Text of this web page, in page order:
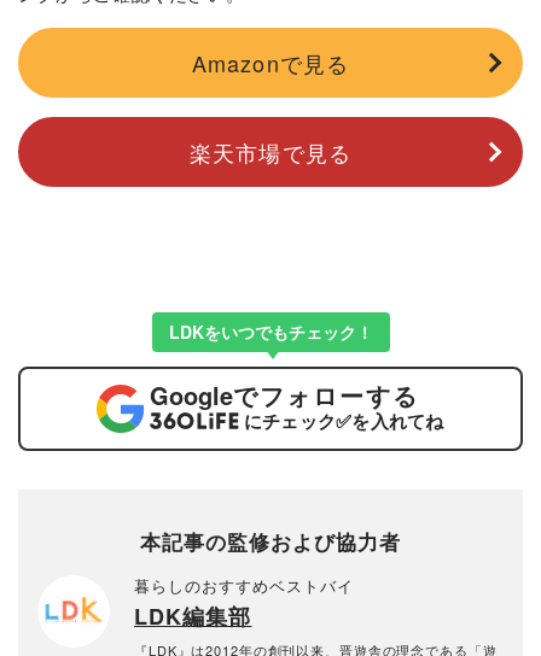
Amazonで見る
楽天市場で見る
LDKをいつでもチェック！
Googleでフォローする
にチェック✅を入れてね
本記事の監修および協力者
暮らしのおすすめベストバイ
LDK編集部
『LDK』は2012年の創刊以来、晋遊舎の理念である「遊